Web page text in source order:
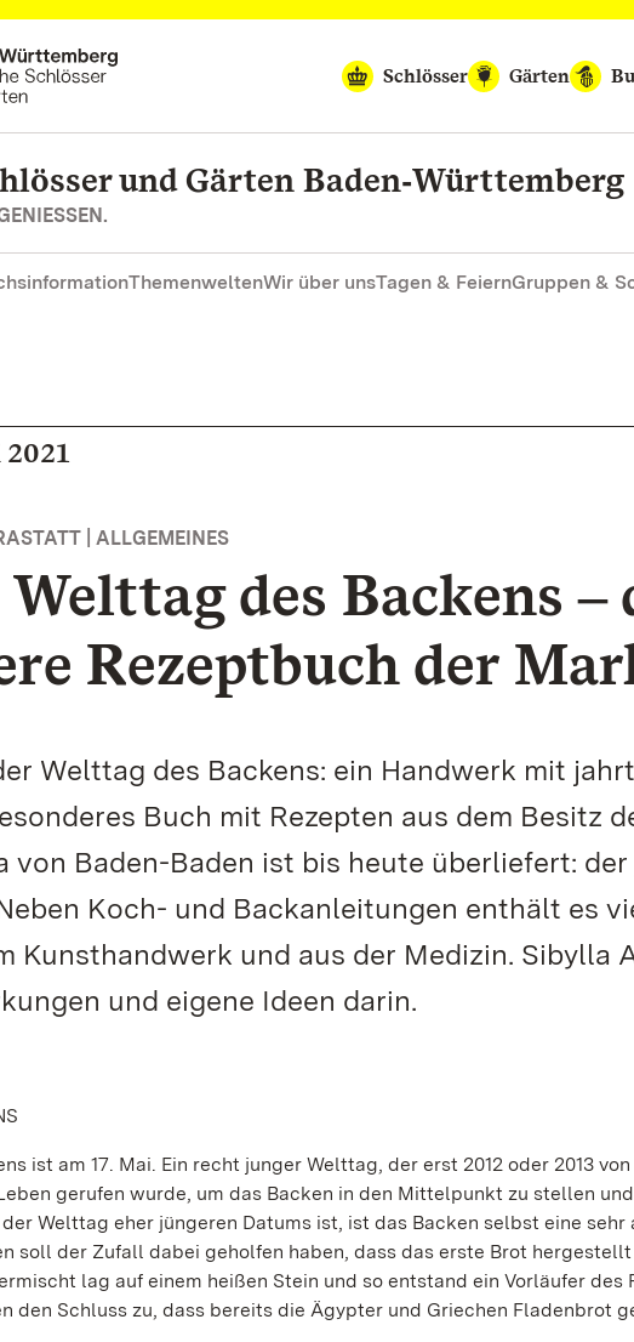
Schlösser
Gärten
und Gärten Baden‑Württemberg
ThemenweltenWir über unsTagen & FeiernGruppen &
| ALLGEMEINES
Welttag des Backens ‒
Rezeptbuch der
Welttag des Backens: ein Handwerk mit
Buch mit Rezepten aus dem Besitz
von Baden-Baden ist bis heute überliefert: der
Koch- und Backanleitungen enthält es
Kunsthandwerk und aus der Medizin. Sibylla
und eigene Ideen darin.
ist am 17. Mai. Ein recht junger Welttag, der erst 2012 oder 2013
gerufen wurde, um das Backen in den Mittelpunkt zu stellen
Welttag eher jüngeren Datums ist, ist das Backen selbst eine
soll der Zufall dabei geholfen haben, dass das erste Brot
lag auf einem heißen Stein und so entstand ein Vorläufer des
den Schluss zu, dass bereits die Ägypter und Griechen Fladenbrot